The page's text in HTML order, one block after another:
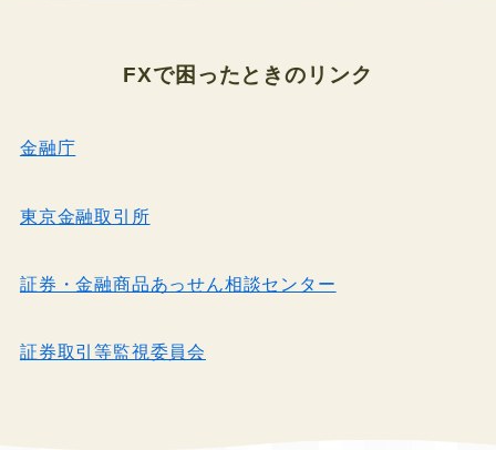
FXで困ったときのリンク
金融庁
東京金融取引所
証券・金融商品あっせん相談センター
証券取引等監視委員会